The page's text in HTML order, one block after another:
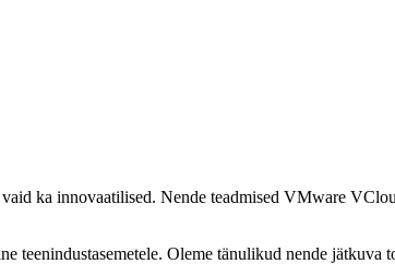
ka innovaatilised. Nende teadmised VMware
teenindustasemetele. Oleme tänulikud nende jätkuva